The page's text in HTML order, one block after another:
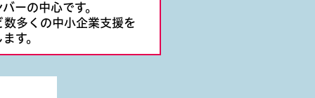
ーの中心です。
多くの中小企業支援を
す。